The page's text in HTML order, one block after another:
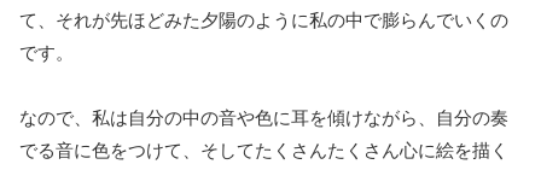
て、それが先ほどみた夕陽のように私の中で膨らんでいくの
です。
なので、私は自分の中の音や色に耳を傾けながら、自分の奏
でる音に色をつけて、そしてたくさんたくさん心に絵を描く